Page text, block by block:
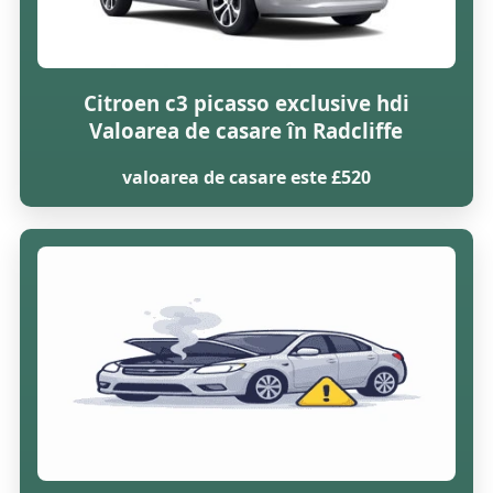
Citroen c3 picasso exclusive hdi
Valoarea de casare în Radcliffe
valoarea de casare este £520